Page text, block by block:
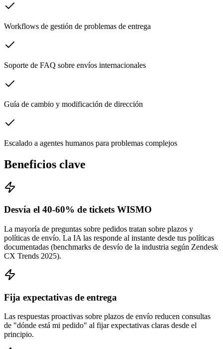
Workflows de gestión de problemas de entrega
Soporte de FAQ sobre envíos internacionales
Guía de cambio y modificación de dirección
Escalado a agentes humanos para problemas complejos
Beneficios clave
Desvía el 40-60% de tickets WISMO
La mayoría de preguntas sobre pedidos tratan sobre plazos y
políticas de envío. La IA las responde al instante desde tus políticas
documentadas (benchmarks de desvío de la industria según Zendesk
CX Trends 2025).
Fija expectativas de entrega
Las respuestas proactivas sobre plazos de envío reducen consultas
de "dónde está mi pedido" al fijar expectativas claras desde el
principio.